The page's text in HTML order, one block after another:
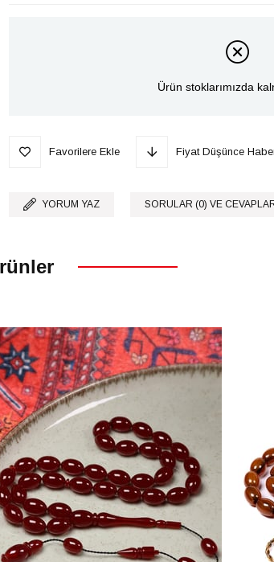
Ürün stoklarımızda
Favorilere Ekle Fiyat Düşünce
YORUM YAZ SORULAR (0) VE